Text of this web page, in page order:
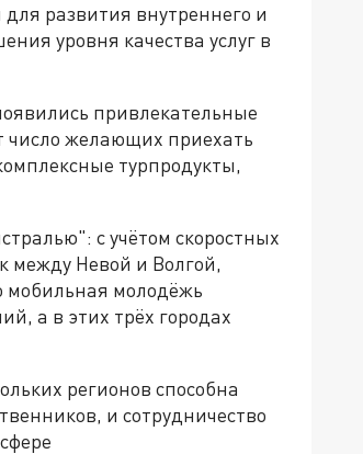
развития внутреннего и
уровня качества услуг в
привлекательные
число желающих приехать
турпродукты,
с учётом скоростных
между Невой и Волгой,
мобильная молодёжь
а в этих трёх городах
регионов способна
и сотрудничество